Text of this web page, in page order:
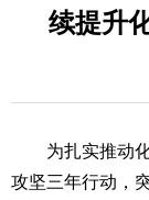
续提升
为扎实推动
攻坚三年行动，